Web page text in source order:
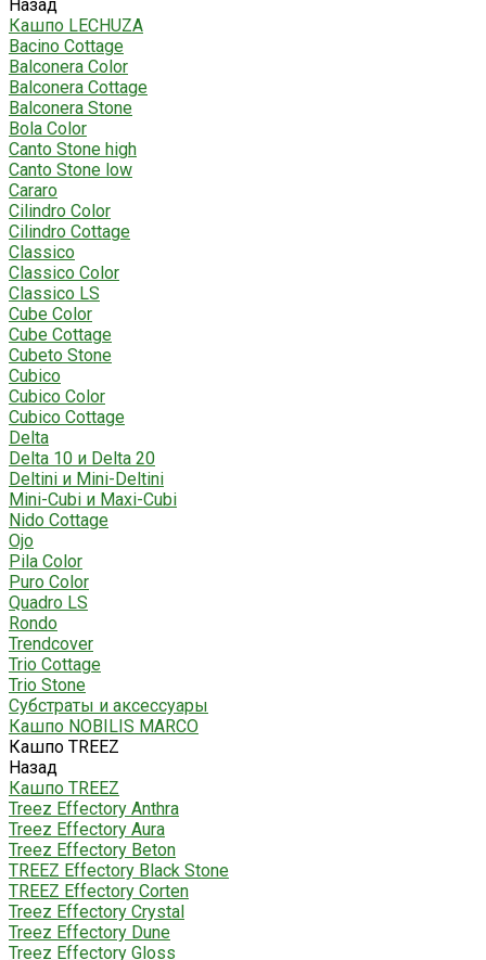
Назад
Кашпо LECHUZA
Bacino Cottage
Balconera Color
Balconera Cottage
Balconera Stone
Bola Color
Canto Stone high
Canto Stone low
Cararo
Cilindro Color
Cilindro Cottage
Classico
Classico Color
Classico LS
Cube Color
Cube Cottage
Cubeto Stone
Cubico
Cubico Color
Cubico Cottage
Delta
Delta 10 и Delta 20
Deltini и Mini-Deltini
Mini-Cubi и Maxi-Cubi
Nido Cottage
Ojo
Pila Color
Puro Color
Quadro LS
Rondo
Trendcover
Trio Cottage
Trio Stone
Субстраты и аксессуары
Кашпо NOBILIS MARCO
Кашпо TREEZ
Назад
Кашпо TREEZ
Treez Effectory Anthra
Treez Effectory Aura
Treez Effectory Beton
TREEZ Effectory Black Stone
TREEZ Effectory Corten
Treez Effectory Crystal
Treez Effectory Dune
Treez Effectory Gloss